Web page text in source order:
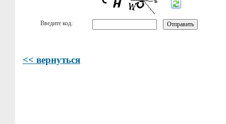
Введите код:
<< вернуться